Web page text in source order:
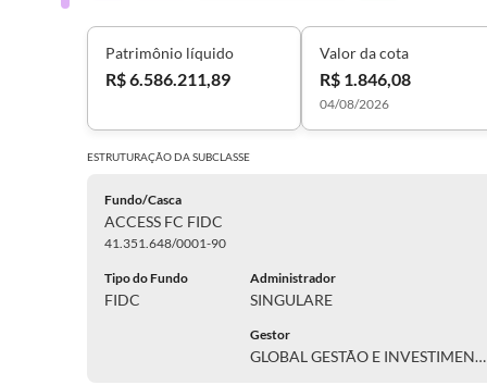
Patrimônio líquido
R$ 6.586.211,89
Valor da cota
R$ 1.846,08
04/08/2026
ESTRUTURAÇÃO DASUBCLASSE
Fundo/Casca
ACCESS FC FIDC
41.351.648/0001-90
Tipo do Fundo
FIDC
Administrador
SINGULARE
Gestor
GLOBAL GESTÃO E INVESTIMENTOS